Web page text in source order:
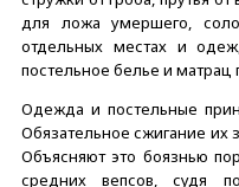
для ложа умершего,
отдельных местах и
постельное белье и матрац
Одежда и постельные
Обязательное сжигание их
Объясняют это боязнью
средних вепсов, судя